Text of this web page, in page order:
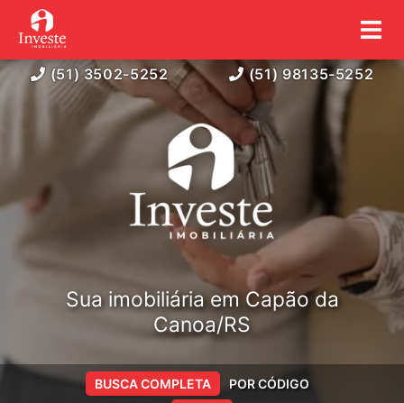
(51) 3502-5252 (51) 98135-5252
Sua imobiliária em Capão da
Canoa/RS
BUSCA COMPLETA POR CÓDIGO